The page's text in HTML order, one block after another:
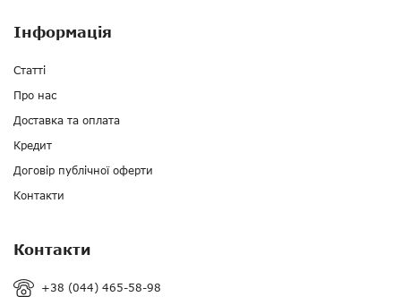
Інформація
Статті
Про нас
Доставка та оплата
Кредит
Договір публічної оферти
Контакти
Контакти
+38 (044) 465-58-98